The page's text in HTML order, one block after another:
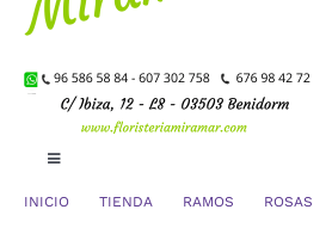
Toggle
INICIO TIENDA RAMOS ROSAS